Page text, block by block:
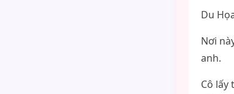
Du
Nơi
anh.
Cô